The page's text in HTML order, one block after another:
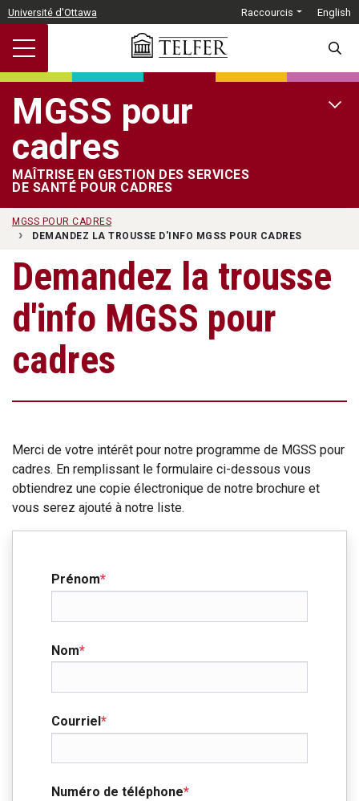
Passer au contenu principal
Université d'Ottawa Raccourcis English
MGSS pour
cadres
MAÎTRISE EN GESTION DES SERVICES
DE SANTÉ POUR CADRES
MGSS POUR CADRES
DEMANDEZ LA TROUSSE D'INFO MGSS POUR CADRES
Demandez la trousse
d'info MGSS pour
cadres
Merci de votre intérêt pour notre programme de MGSS pour
cadres. En remplissant le formulaire ci-dessous vous
obtiendrez une copie électronique de notre brochure et
vous serez ajouté à notre liste.
Prénom*
Nom*
Courriel*
Numéro de téléphone*